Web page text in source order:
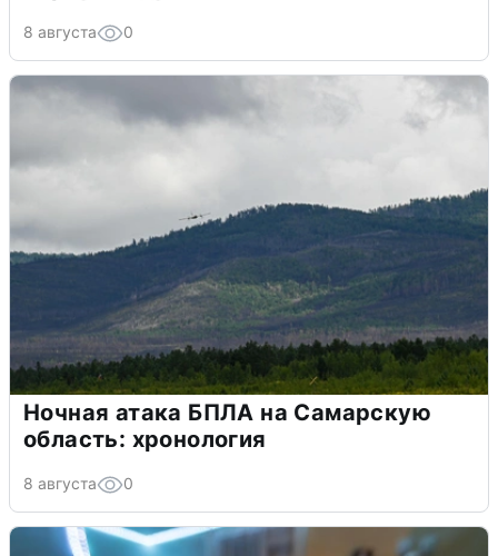
8 августа 0
Ночная атака БПЛА на Самарскую
область: хронология
8 августа 0